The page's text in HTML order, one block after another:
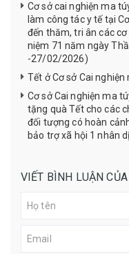
Cơ sở cai nghiện ma
làm công tác y tế tại
đến thăm, tri ân các
niệm 71 năm ngày
-27/02/2026)
Tết ở Cơ sở Cai nghiện
Cơ sở Cai nghiện ma
tặng quà Tết cho các
đối tượng có hoàn
bảo trợ xã hội 1 nhân
VIẾT BÌNH LUẬN